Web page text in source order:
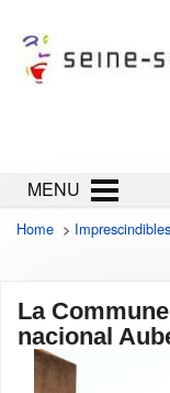
MENU
Home > Imprescindibles
La
nacional